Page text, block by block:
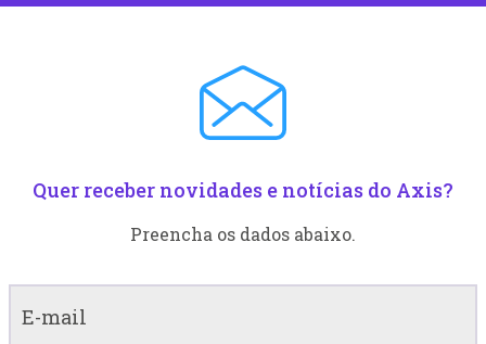
Quer receber novidades e notícias do Axis?
Preencha os dados abaixo.